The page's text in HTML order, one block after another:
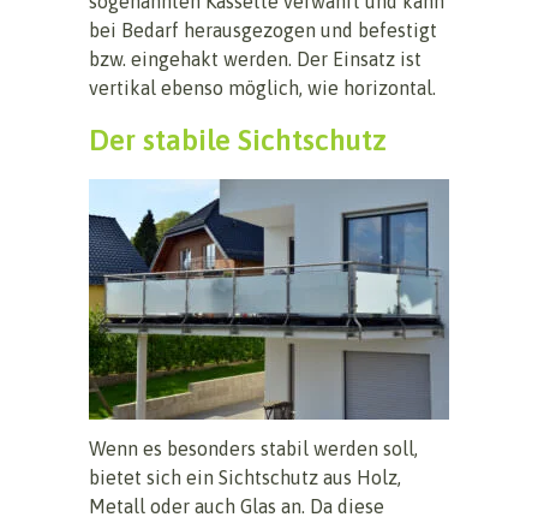
bei Bedarf herausgezogen und befestigt
bzw. eingehakt werden. Der Einsatz ist
vertikal ebenso möglich, wie horizontal.
Der stabile Sichtschutz
Wenn es besonders stabil werden soll,
bietet sich ein Sichtschutz aus Holz,
Metall oder auch Glas an. Da diese